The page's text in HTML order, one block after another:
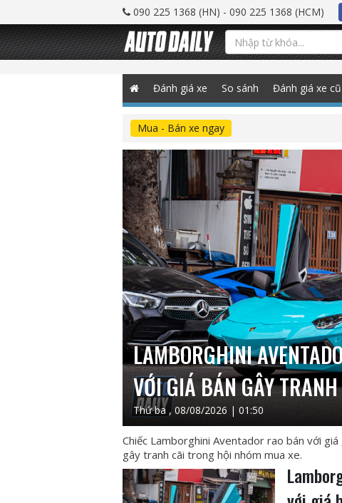
090 225 1368 (HN) - 090 225 1368 (HCM)
Đánh giá xe So sánh Đánh giá xe cũ
Mua - Bán xe ngay
LAMBORGHINI
VỚI GIÁ BÁN GÂY
Thứ ba , 08/08/2026 | 01:50
Chiếc Lamborghini Aventador rao bán với
gây tranh cãi trong hội nhóm mua xe.